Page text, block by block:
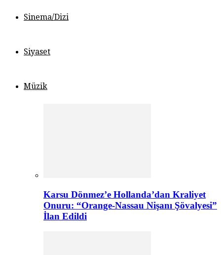
Sinema/Dizi
Siyaset
Müzik
Karsu Dönmez’e Hollanda’dan Kraliyet
Onuru: “Orange-Nassau Nişanı Şövalyesi”
İlan Edildi